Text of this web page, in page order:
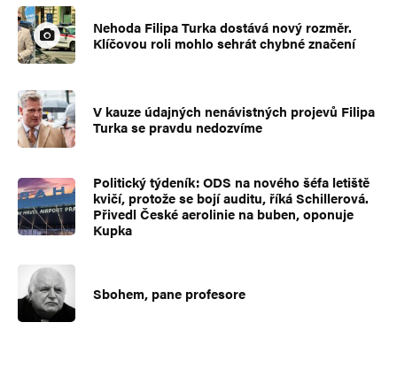
Nehoda Filipa Turka dostává nový rozměr.
Klíčovou roli mohlo sehrát chybné značení
V kauze údajných nenávistných projevů Filipa
Turka se pravdu nedozvíme
Politický týdeník: ODS na nového šéfa letiště
kvičí, protože se bojí auditu, říká Schillerová.
Přivedl České aerolinie na buben, oponuje
Kupka
Sbohem, pane profesore